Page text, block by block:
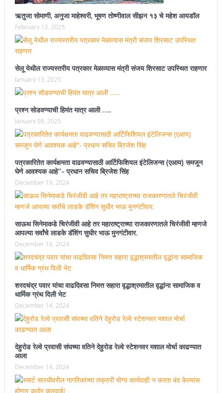
ऋतुजा सोमाणी, अनुजा माहेश्वरी, भूषण तोष्णीवाल सीझन १३ चे महेश आयडॉल
February 12, 2025
सेलू येथील राज्यस्तरीय पत्रकार मेळाव्यास मंत्री संजय शिरसाट उपस्थित राहणार
January 13, 2025
प्रश्न सोडवण्याची हिमंत मात्र आली …..
January 09, 2025
पत्रकारितेत कार्यक्षमता वाढवण्यासाठी आर्टिफिशियल इंटेलिजन्स (एआय) समजून
घेणे आवश्यक आहे”- प्रधान सचिव ब्रिजेश सिंह
December 19, 2024
साऊथ सिनेमाकडे चिरंजीवी आहे तर महाराष्ट्राच्या राजकारणातले चिरंजीवी म्हणजे
आपल्या सर्वांचे लाडके डॅशिंग सुधीर भाऊ मुनगंटीवार.
December 16, 2024
शरदचंद्र पवार यांचा वाढदिवसा निमत्त सहारा वृद्धाश्रमातील वृद्धांना सामाजिक व
धार्मिक ग्रंथ दिली भेट
December 14, 2024
देहुरोड रेल्वे प्रवासी संघच्या वतिने देहुरोड रेल्वे स्टेशनवर मशाल मोर्चा काढण्यात
आला
December 14, 2024